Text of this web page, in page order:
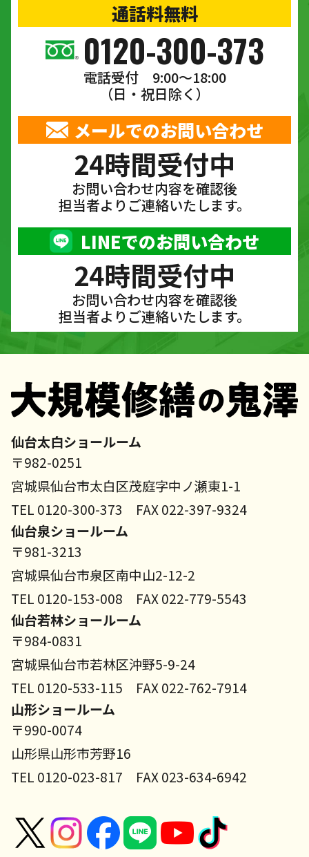
通話料無料
0120-300-373
電話受付 9:00〜18:00
（日・祝日除く）
メールでのお問い合わせ
24時間受付中
お問い合わせ内容を確認後
担当者よりご連絡いたします。
LINEでのお問い合わせ
24時間受付中
お問い合わせ内容を確認後
担当者よりご連絡いたします。
仙台太白ショールーム
〒982-0251
宮城県仙台市太白区茂庭字中ノ瀬東1-1
TEL 0120-300-373 FAX 022-397-9324
仙台泉ショールーム
〒981-3213
宮城県仙台市泉区南中山2-12-2
TEL 0120-153-008 FAX 022-779-5543
仙台若林ショールーム
〒984-0831
宮城県仙台市若林区沖野5-9-24
TEL 0120-533-115 FAX 022-762-7914
山形ショールーム
〒990-0074
山形県山形市芳野16
TEL 0120-023-817 FAX 023-634-6942